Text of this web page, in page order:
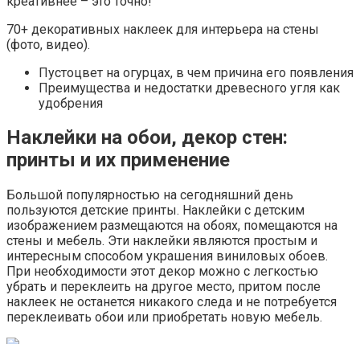
70+ декоративных наклеек для интерьера на стены
(фото, видео).
Пустоцвет на огурцах, в чем причина его появления
Преимущества и недостатки древесного угля как
удобрения
Наклейки на обои, декор стен:
принты и их применение
Большой популярностью на сегодняшний день
пользуются детские принты. Наклейки с детским
изображением размещаются на обоях, помещаются на
стены и мебель. Эти наклейки являются простым и
интересным способом украшения виниловых обоев.
При необходимости этот декор можно с легкостью
убрать и переклеить на другое место, притом после
наклеек не останется никакого следа и не потребуется
переклеивать обои или приобретать новую мебель.